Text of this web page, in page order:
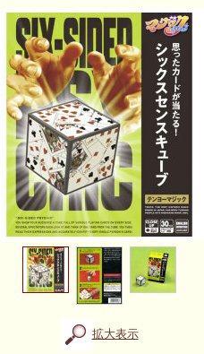
拡大表示